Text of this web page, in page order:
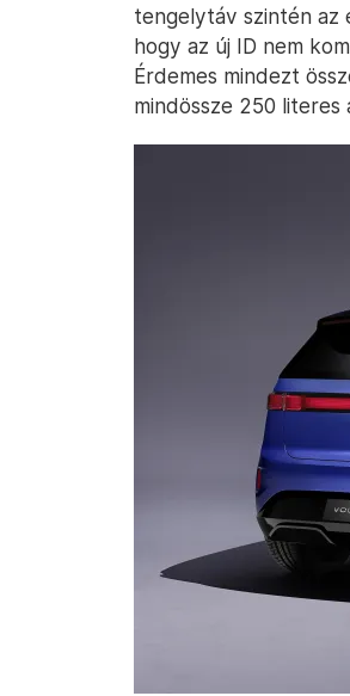
tengelytáv szintén az
hogy az új ID nem
Érdemes mindezt
mindössze 250 literes